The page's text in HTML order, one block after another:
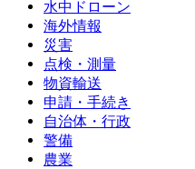
水中ドローン
海外情報
災害
点検・測量
物資輸送
申請・手続き
自治体・行政
警備
農業